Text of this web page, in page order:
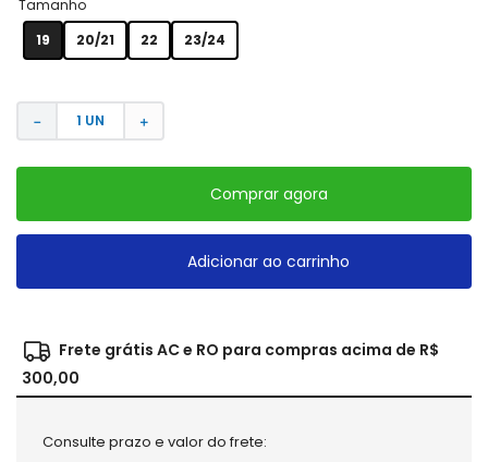
Tamanho
19
20/21 22 23/24
＋
－
Comprar agora
Adicionar ao carrinho
Frete grátis AC e RO para compras acima de R$
300,00
Consulte prazo e valor do frete: